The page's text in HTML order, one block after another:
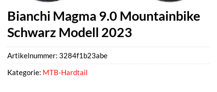
Bianchi Magma 9.0 Mountainbike
Schwarz Modell 2023
Artikelnummer: 3284f1b23abe
Kategorie: MTB-Hardtail